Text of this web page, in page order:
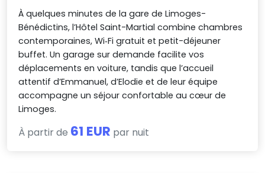
À quelques minutes de la gare de Limoges-
Bénédictins, l’Hôtel Saint-Martial combine chambres
contemporaines, Wi‑Fi gratuit et petit-déjeuner
buffet. Un garage sur demande facilite vos
déplacements en voiture, tandis que l’accueil
attentif d’Emmanuel, d’Elodie et de leur équipe
accompagne un séjour confortable au cœur de
Limoges.
À partir de 61 EUR par nuit